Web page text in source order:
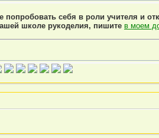
попробовать себя в роли учителя и
школе рукоделия, пишите в моем